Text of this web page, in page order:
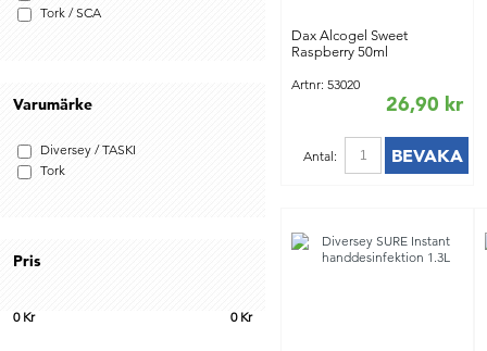
Tork / SCA
Varumärke
Diversey / TASKI
Tork
Pris
0Kr 0Kr
Dax Alcogel Sweet
Raspberry 50ml
Artnr: 53020
26,90 kr
Antal: BEVAKA